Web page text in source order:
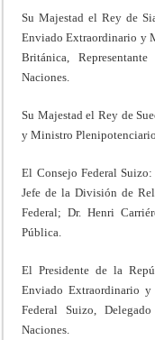
Su Majestad el Rey de
Enviado Extraordinario y
Británica,
Naciones.
Su Majestad el Rey de
y Ministro Plenipotenciario
El Consejo Federal
Jefe de la División de
Federal; Dr. Henri
Pública.
El Presidente de la
Enviado Extraordinario
Federal Suizo,
Naciones.